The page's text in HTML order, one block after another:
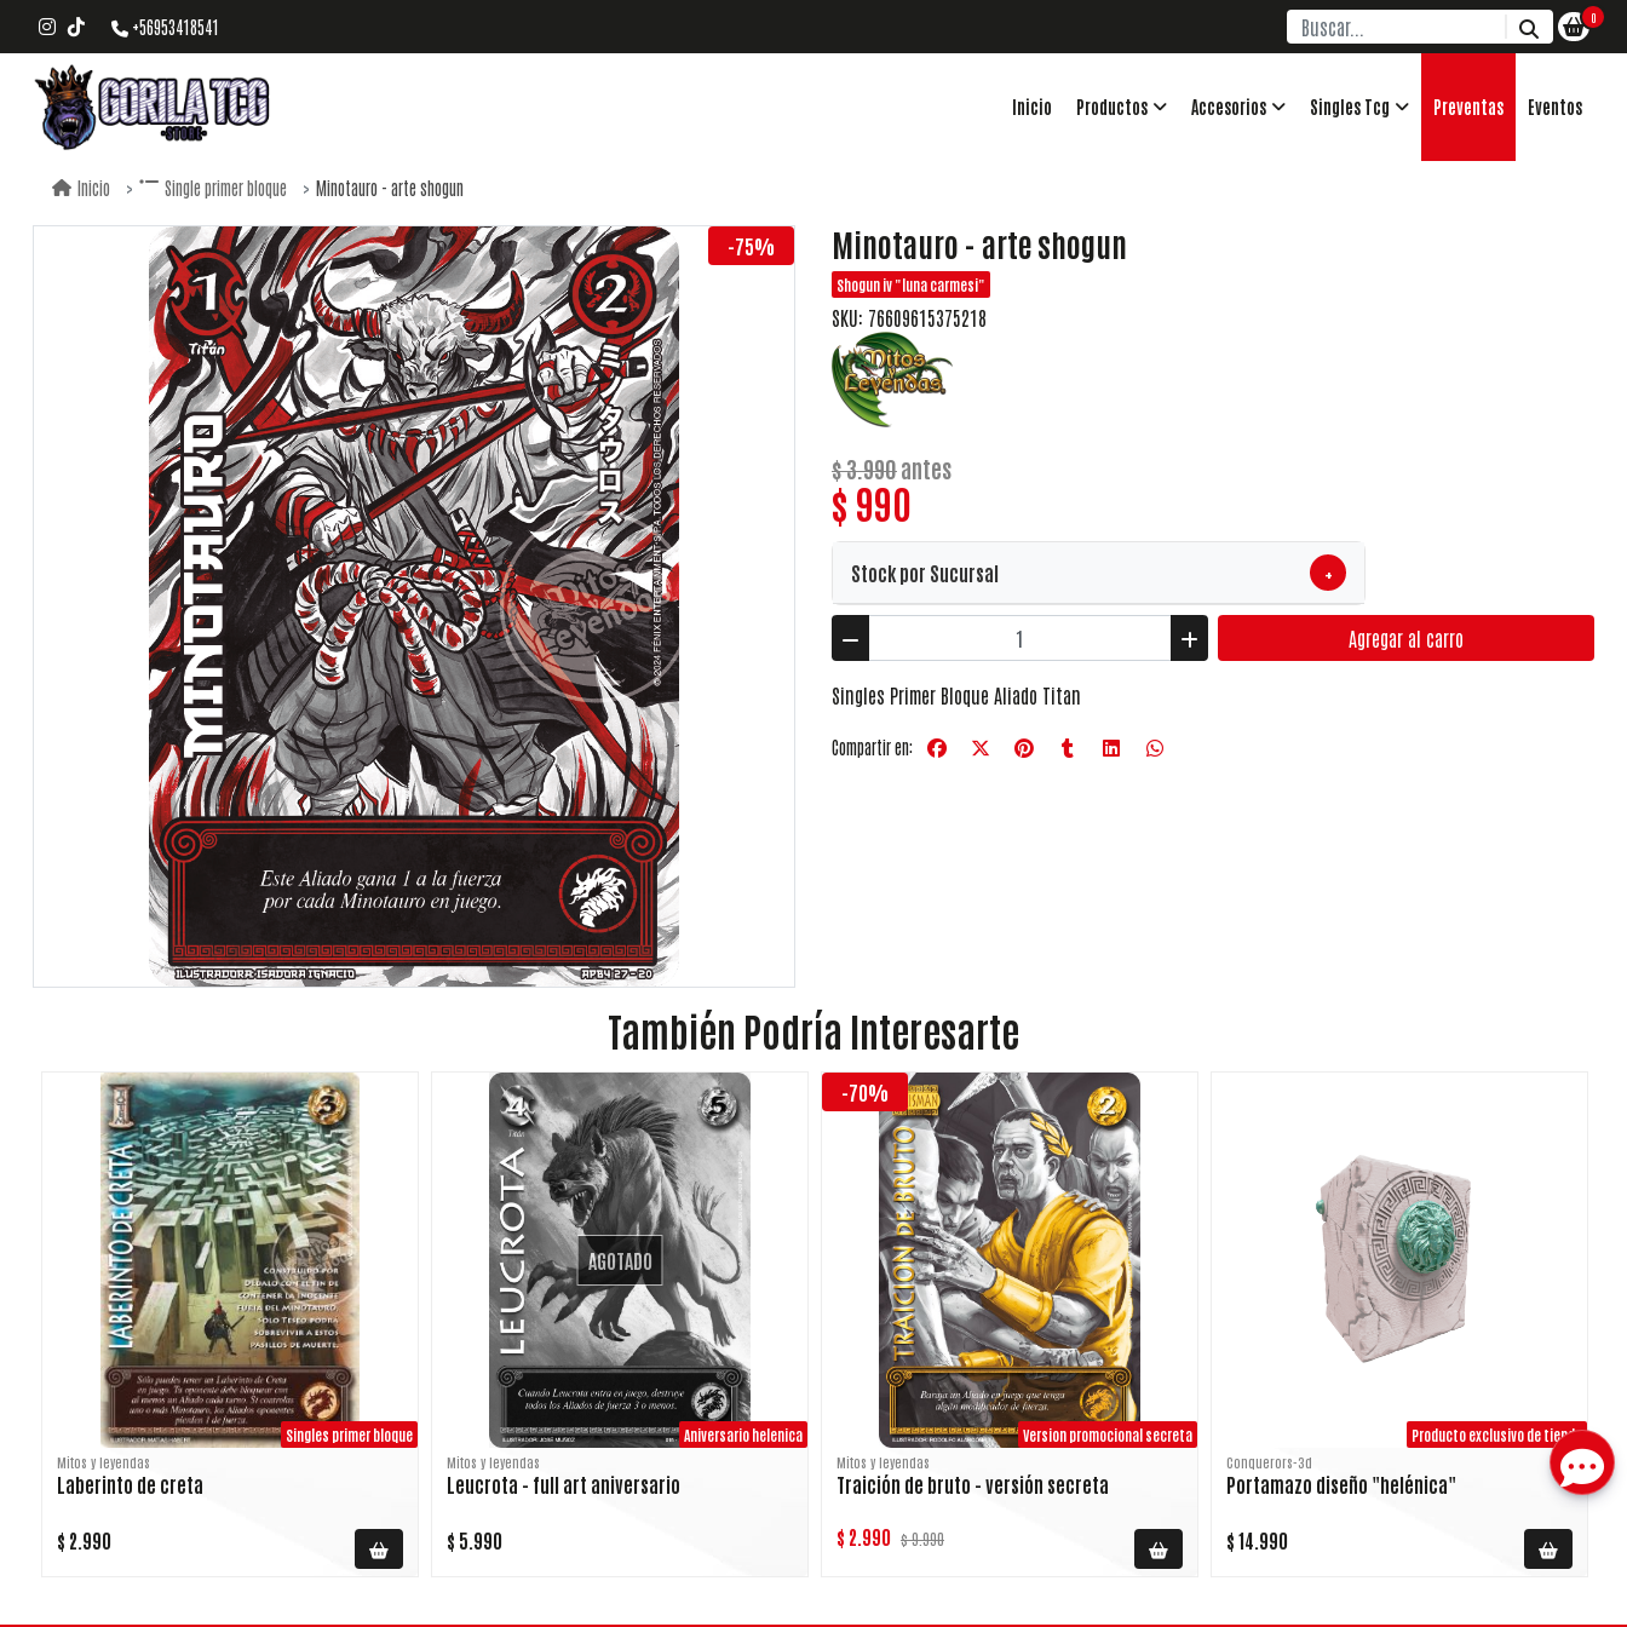
+56953418541 0
Inicio Productos Accesorios Singles Tcg Preventas Eventos
Inicio Single primer bloque Minotauro - arte shogun
-75% Minotauro - arte shogun
Shogun iv "luna carmesi"
SKU: 76609615375218
$ 3.990antes
$ 990
Stock por Sucursal +
Agregar al carro
Singles Primer Bloque Aliado Titan
Compartir en:
También Podría Interesarte
Singles primer bloque
Mitos y leyendas
Laberinto de creta
$ 2.990
AGOTADO
Aniversario helenica
Mitos y leyendas
Leucrota - full art aniversario
$ 5.990
-70%
Version promocional secreta
Mitos y leyendas
Traición de bruto - versión secreta
$ 2.990 $ 9.990
Producto exclusivo de tienda
Conquerors-3d
Portamazo diseño "helénica"
$ 14.990